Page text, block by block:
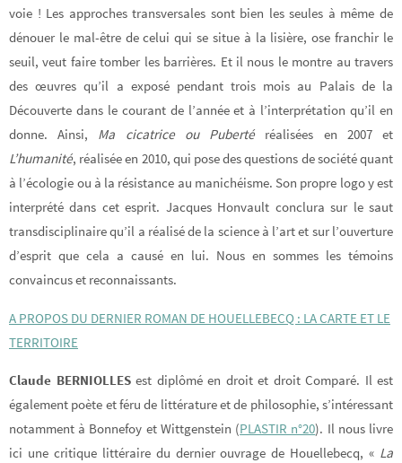
voie ! Les approches transversales sont bien les seules à même de
dénouer le mal-être de celui qui se situe à la lisière, ose franchir le
seuil, veut faire tomber les barrières. Et il nous le montre au travers
des œuvres qu’il a exposé pendant trois mois au Palais de la
Découverte dans le courant de l’année et à l’interprétation qu’il en
donne. Ainsi, Ma cicatrice ou Pubertéréalisées en 2007 et
L’humanité, réalisée en 2010, qui pose des questions de société quant
à l’écologie ou à la résistance au manichéisme. Son propre logo y est
interprété dans cet esprit. Jacques Honvault conclura sur le saut
transdisciplinaire qu’il a réalisé de la science à l’art et sur l’ouverture
d’esprit que cela a causé en lui. Nous en sommes les témoins
convaincus et reconnaissants.
A PROPOS DU DERNIER ROMAN DE HOUELLEBECQ : LA CARTE ET LE
TERRITOIRE
Claude BERNIOLLESest diplômé en droit et droit Comparé. Il est
également poète et féru de littérature et de philosophie, s’intéressant
notamment à Bonnefoy et Wittgenstein (PLASTIR n°20). Il nous livre
ici une critique littéraire du dernier ouvrage de Houellebecq, « La